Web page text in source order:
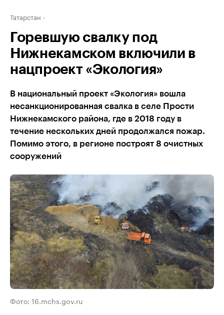
Татарстан
Горевшую свалку под
Нижнекамском включили в
нацпроект «Экология»
В национальный проект «Экология» вошла
несанкционированная свалка в селе Прости
Нижнекамского района, где в 2018 году в
течение нескольких дней продолжался пожар.
Помимо этого, в регионе построят 8 очистных
сооружений
Фото: 16.mchs.gov.ru